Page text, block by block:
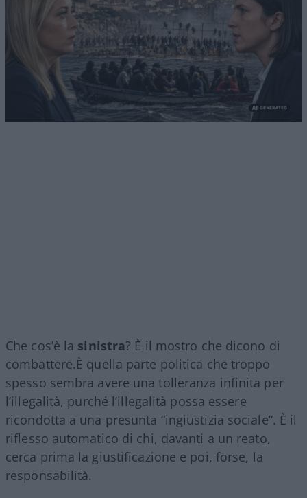
Che cos’è la sinistra? È il mostro che dicono di
combattere.È quella parte politica che troppo
spesso sembra avere una tolleranza infinita per
l’illegalità, purché l’illegalità possa essere
ricondotta a una presunta “ingiustizia sociale”. È il
riflesso automatico di chi, davanti a un reato,
cerca prima la giustificazione e poi, forse, la
responsabilità.